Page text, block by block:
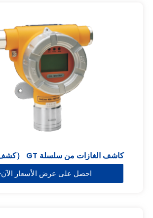
كاشف الغازات من سلسلة GT （كشف التسرب）
احصل على عرض الأسعار الآن